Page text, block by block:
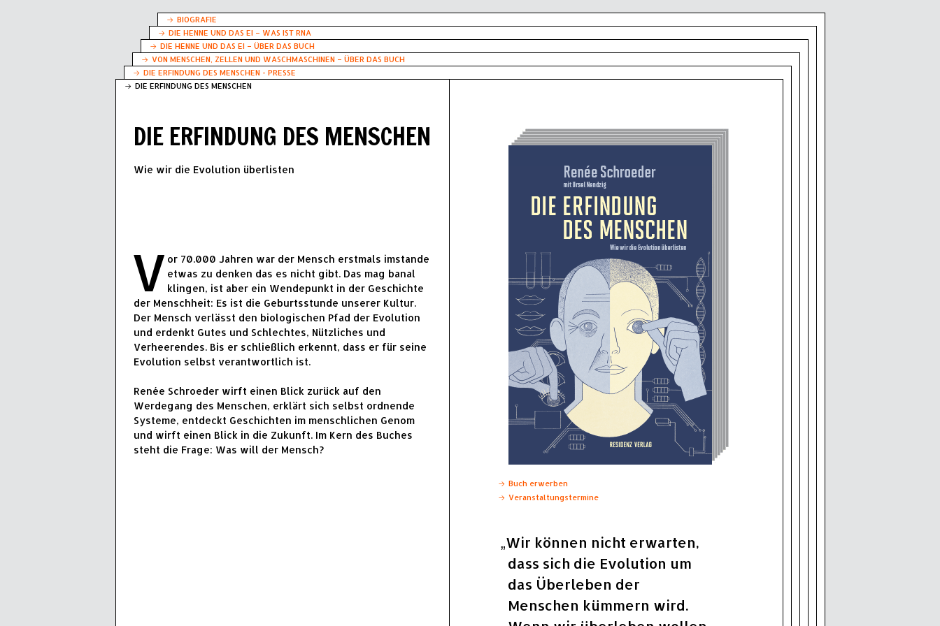
BIOGRAFIE
DIE HENNE UND DAS EI – WAS IST RNA
DIE HENNE UND DAS EI – ÜBER DAS BUCH
VON MENSCHEN, ZELLEN UND WASCHMASCHINEN – ÜBER DAS BUCH
DIE ERFINDUNG DES MENSCHEN - PRESSE
DIE ERFINDUNG DES MENSCHEN
DIE ERFINDUNG DES MENSCHEN
Wie wir die Evolution überlisten
V or 70.000 Jahren war der Mensch erstmals imstande
etwas zu denken das es nicht gibt. Das mag banal
klingen, ist aber ein Wendepunkt in der Geschichte
der Menschheit: Es ist die Geburtsstunde unserer Kultur.
Der Mensch verlässt den biologischen Pfad der Evolution
und erdenkt Gutes und Schlechtes, Nützliches und
Verheerendes. Bis er schließlich erkennt, dass er für seine
Evolution selbst verantwortlich ist.
Renée Schroeder wirft einen Blick zurück auf den
Werdegang des Menschen, erklärt sich selbst ordnende
Systeme, entdeckt Geschichten im menschlichen Genom
und wirft einen Blick in die Zukunft. Im Kern des Buches
steht die Frage: Was will der Mensch?
Buch erwerben
Veranstaltungstermine
Wir können nicht erwarten,
dass sich die Evolution um
das Überleben der
Menschen kümmern wird.